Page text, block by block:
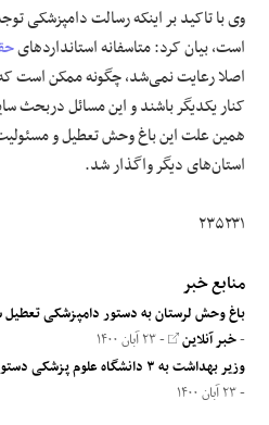
وی با تاکید بر اینکه رسالت دامپزشکی
است، بیان کرد: متاسفانه استانداردهای
اصلا رعایت نمی‌شد، چگونه ممکن
کنار یکدیگر باشند و این مسائل دربحث
همین علت این باغ وحش تعطیل و
استان‌های دیگر واگذار شد.
۲۳۵۲۳۱
منابع خبر
باغ وحش لرستان به دستور دامپزشکی تعطیل شد/ نگهداری
-خبر آنلاین - ۲۳ آبان ۱۴۰۰
وزیر بهداشت به ۳ دانشگاه علوم پزشکی دستور آماده باش داد
- ۲۳ آبان ۱۴۰۰